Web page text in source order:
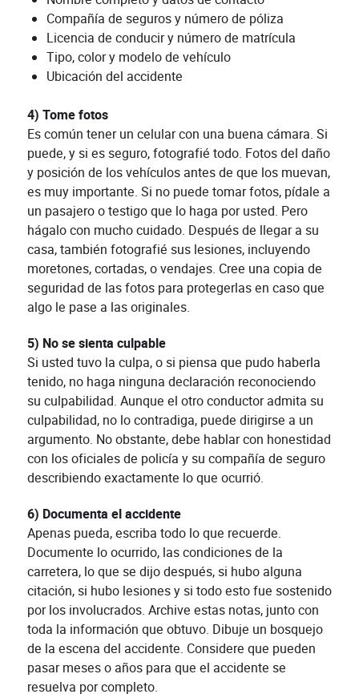
Compañía de seguros y número de póliza
Licencia de conducir y número de matrícula
Tipo, color y modelo de vehículo
Ubicación del accidente
4) Tome fotos
Es común tener un celular con una buena cámara. Si
puede, y si es seguro, fotografié todo. Fotos del daño
y posición de los vehículos antes de que los muevan,
es muy importante. Si no puede tomar fotos, pídale a
un pasajero o testigo que lo haga por usted. Pero
hágalo con mucho cuidado. Después de llegar a su
casa, también fotografié sus lesiones, incluyendo
moretones, cortadas, o vendajes. Cree una copia de
seguridad de las fotos para protegerlas en caso que
algo le pase a las originales.
5) No se sienta culpable
Si usted tuvo la culpa, o si piensa que pudo haberla
tenido, no haga ninguna declaración reconociendo
su culpabilidad. Aunque el otro conductor admita su
culpabilidad, no lo contradiga, puede dirigirse a un
argumento. No obstante, debe hablar con honestidad
con los oficiales de policía y su compañía de seguro
describiendo exactamente lo que ocurrió.
6) Documenta el accidente
Apenas pueda, escriba todo lo que recuerde.
Documente lo ocurrido, las condiciones de la
carretera, lo que se dijo después, si hubo alguna
citación, si hubo lesiones y si todo esto fue sostenido
por los involucrados. Archive estas notas, junto con
toda la información que obtuvo. Dibuje un bosquejo
de la escena del accidente. Considere que pueden
pasar meses o años para que el accidente se
resuelva por completo.